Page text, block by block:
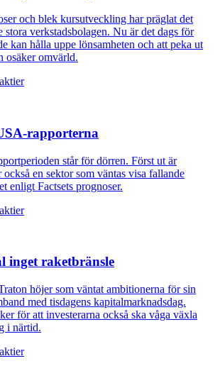
och blek kursutveckling har präglat det
stora verkstadsbolagen. Nu är det dags för
kan hålla uppe lönsamheten och att peka ut
osäker omvärld.
aktier
rapporterna
står för dörren. Först ut är
också en sektor som väntas visa fallande
enligt Factsets prognoser.
aktier
inget raketbränsle
höjer som väntat ambitionerna för sin
med tisdagens kapitalmarknadsdag.
för att investerarna också ska våga växla
i närtid.
aktier